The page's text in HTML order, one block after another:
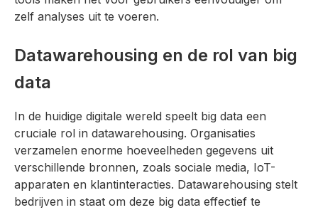
zelf analyses uit te voeren.
Datawarehousing en de rol van big
data
In de huidige digitale wereld speelt big data een
cruciale rol in datawarehousing. Organisaties
verzamelen enorme hoeveelheden gegevens uit
verschillende bronnen, zoals sociale media, IoT-
apparaten en klantinteracties. Datawarehousing stelt
bedrijven in staat om deze big data effectief te